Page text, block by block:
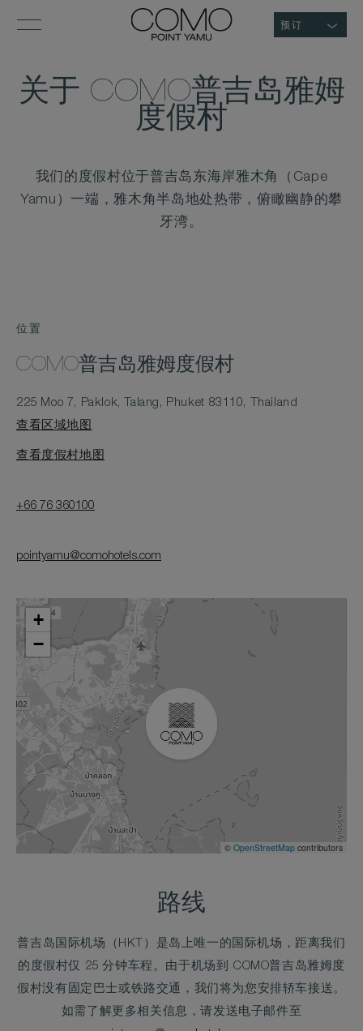
预订
关于 COMO普吉岛雅姆
度假村
我们的度假村位于普吉岛东海岸雅木角（Cape
Yamu）一端，雅木角半岛地处热带，俯瞰幽静的攀
牙湾。
位置
COMO普吉岛雅姆度假村
225 Moo 7, Paklok, Talang, Phuket 83110, Thailand
查看区域地图
查看度假村地图
+66 76 360100
pointyamu@comohotels.com
+
−
© OpenStreetMap contributors
路线
普吉岛国际机场（HKT）是岛上唯一的国际机场，距离我们
的度假村仅 25 分钟车程。由于机场到 COMO普吉岛雅姆度
假村没有固定巴士或铁路交通，我们将为您安排轿车接送。
如需了解更多相关信息，请发送电子邮件至